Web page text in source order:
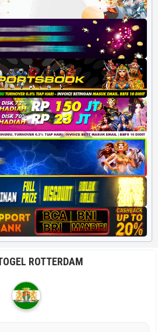
ROTTERDAM